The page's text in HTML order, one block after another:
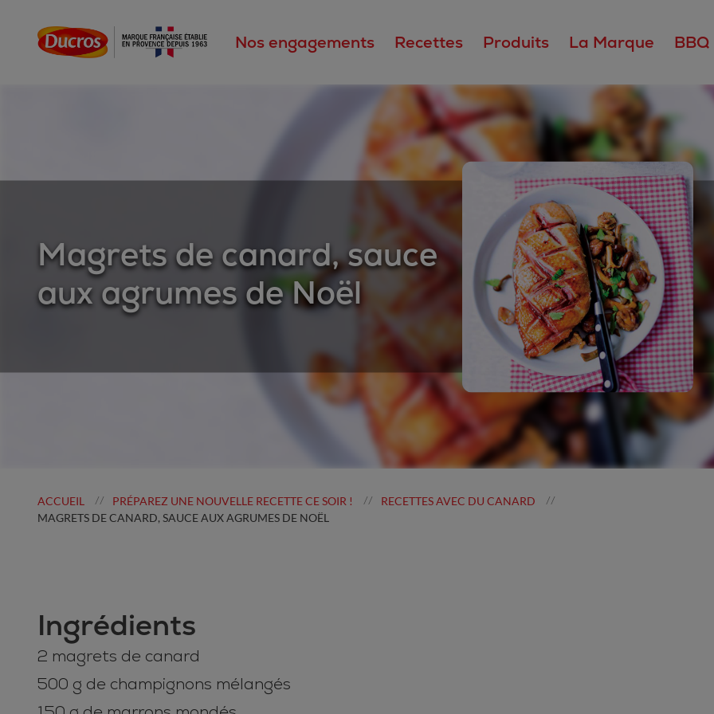
Nos engagements Recettes Produits La Marque BBQ
Magrets de canard, sauce
aux agrumes de Noël
ACCUEIL // PRÉPAREZ UNE NOUVELLE RECETTE CE SOIR ! // RECETTES AVEC DU CANARD //
MAGRETS DE CANARD, SAUCE AUX AGRUMES DE NOËL
Ingrédients
2 magrets de canard
500 g de champignons mélangés